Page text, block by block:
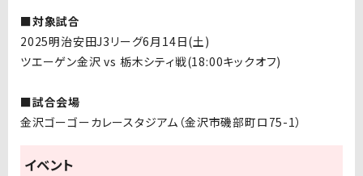
■対象試合
2025明治安田J3リーグ6月14日(土)
ツエーゲン金沢 vs 栃木シティ戦(18:00キックオフ)
■試合会場
金沢ゴーゴーカレースタジアム（金沢市磯部町ロ75-1）
イベント